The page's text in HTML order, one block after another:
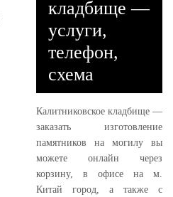
кладбище —
услуги,
телефон,
схема
Калитниковское кладбище —
заказать изготовление
памятников на могилу вы
можете онлайн через
корзину, в офисе на м.
Китай город, а также с